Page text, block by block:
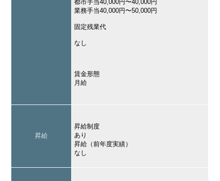
都市手当40,000円〜40,000円
業務手当40,000円〜50,000円
固定残業代
なし
賃金形態
月給
昇給
昇給制度
あり
昇給（前年度実績）
なし